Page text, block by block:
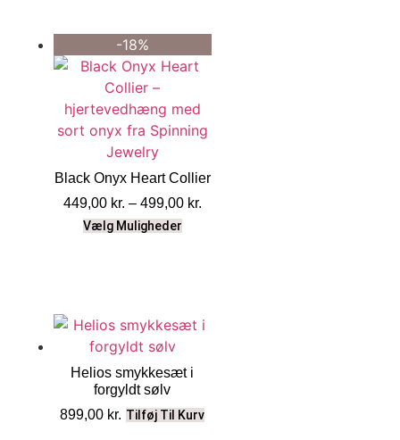
-18%
Black Onyx Heart Collier
449,00 kr. – 499,00 kr.
Vælg Muligheder
Helios smykkesæt i
forgyldt sølv
899,00 kr. Tilføj Til Kurv